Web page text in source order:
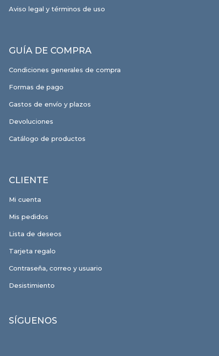
Aviso legal y términos de uso
GUÍA DE COMPRA
Condiciones generales de compra
Formas de pago
Gastos de envío y plazos
Devoluciones
Catálogo de productos
CLIENTE
Mi cuenta
Mis pedidos
Lista de deseos
Tarjeta regalo
Contraseña, correo y usuario
Desistimiento
SÍGUENOS